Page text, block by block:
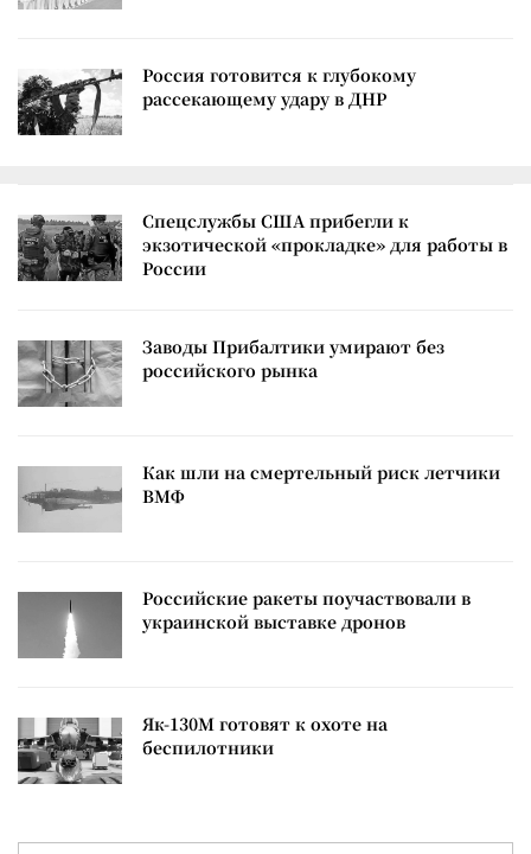
Россия готовится к глубокому
рассекающему удару в ДНР
Спецслужбы США прибегли к
экзотической «прокладке» для работы в
России
Заводы Прибалтики умирают без
российского рынка
Как шли на смертельный риск летчики
ВМФ
Российские ракеты поучаствовали в
украинской выставке дронов
Як-130М готовят к охоте на
беспилотники